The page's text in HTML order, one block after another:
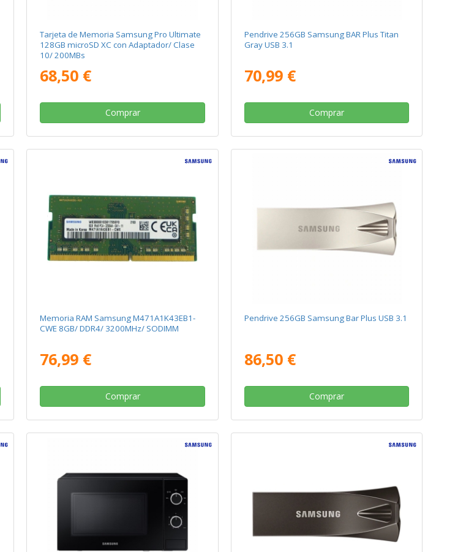
Tarjeta de Memoria Samsung Pro Ultimate
128GB microSD XC con Adaptador/ Clase
10/ 200MBs
68,50 €
Comprar
Pendrive 256GB Samsung BAR Plus Titan
Gray USB 3.1
70,99 €
Comprar
Memoria RAM Samsung M471A1K43EB1-
CWE 8GB/ DDR4/ 3200MHz/ SODIMM
76,99 €
Comprar
Pendrive 256GB Samsung Bar Plus USB 3.1
86,50 €
Comprar